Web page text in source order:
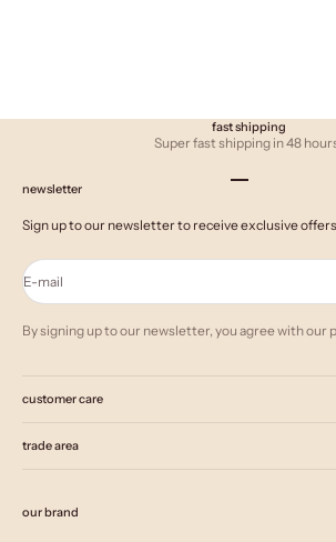
fast shipping
Super fast shipping in 48
newsletter
Sign up to our newsletter to receive exclusive
E-mail
By signing up to our newsletter, you agree with our
customer care
trade area
our brand